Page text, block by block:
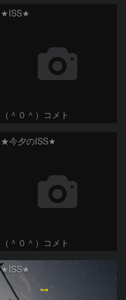
★ISS★
（＾０＾）コメト
★今夕のISS★
（＾０＾）コメト
★ISS★